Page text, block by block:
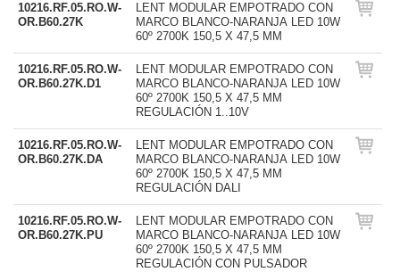
10216.RF.05.RO.W-
OR.B60.27K
LENT MODULAR EMPOTRADO CON
MARCO BLANCO-NARANJA LED 10W
60º 2700K 150,5 X 47,5 MM
10216.RF.05.RO.W-
OR.B60.27K.D1
LENT MODULAR EMPOTRADO CON
MARCO BLANCO-NARANJA LED 10W
60º 2700K 150,5 X 47,5 MM
REGULACIÓN 1..10V
10216.RF.05.RO.W-
OR.B60.27K.DA
LENT MODULAR EMPOTRADO CON
MARCO BLANCO-NARANJA LED 10W
60º 2700K 150,5 X 47,5 MM
REGULACIÓN DALI
10216.RF.05.RO.W-
OR.B60.27K.PU
LENT MODULAR EMPOTRADO CON
MARCO BLANCO-NARANJA LED 10W
60º 2700K 150,5 X 47,5 MM
REGULACIÓN CON PULSADOR